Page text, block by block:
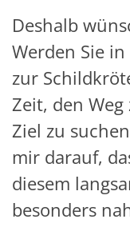
Deshalb
Werden Sie
zur
Zeit, den
Ziel zu
mir darauf,
diesem
besonders